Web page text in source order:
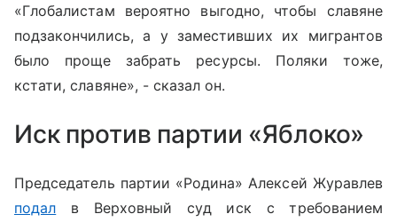
«Глобалистам вероятно выгодно, чтобы славяне
подзакончились, а у заместивших их мигрантов
было проще забрать ресурсы. Поляки тоже,
кстати, славяне», - сказал он.
Иск против партии «Яблоко»
Председатель партии «Родина» Алексей Журавлев
подал в Верховный суд иск с требованием